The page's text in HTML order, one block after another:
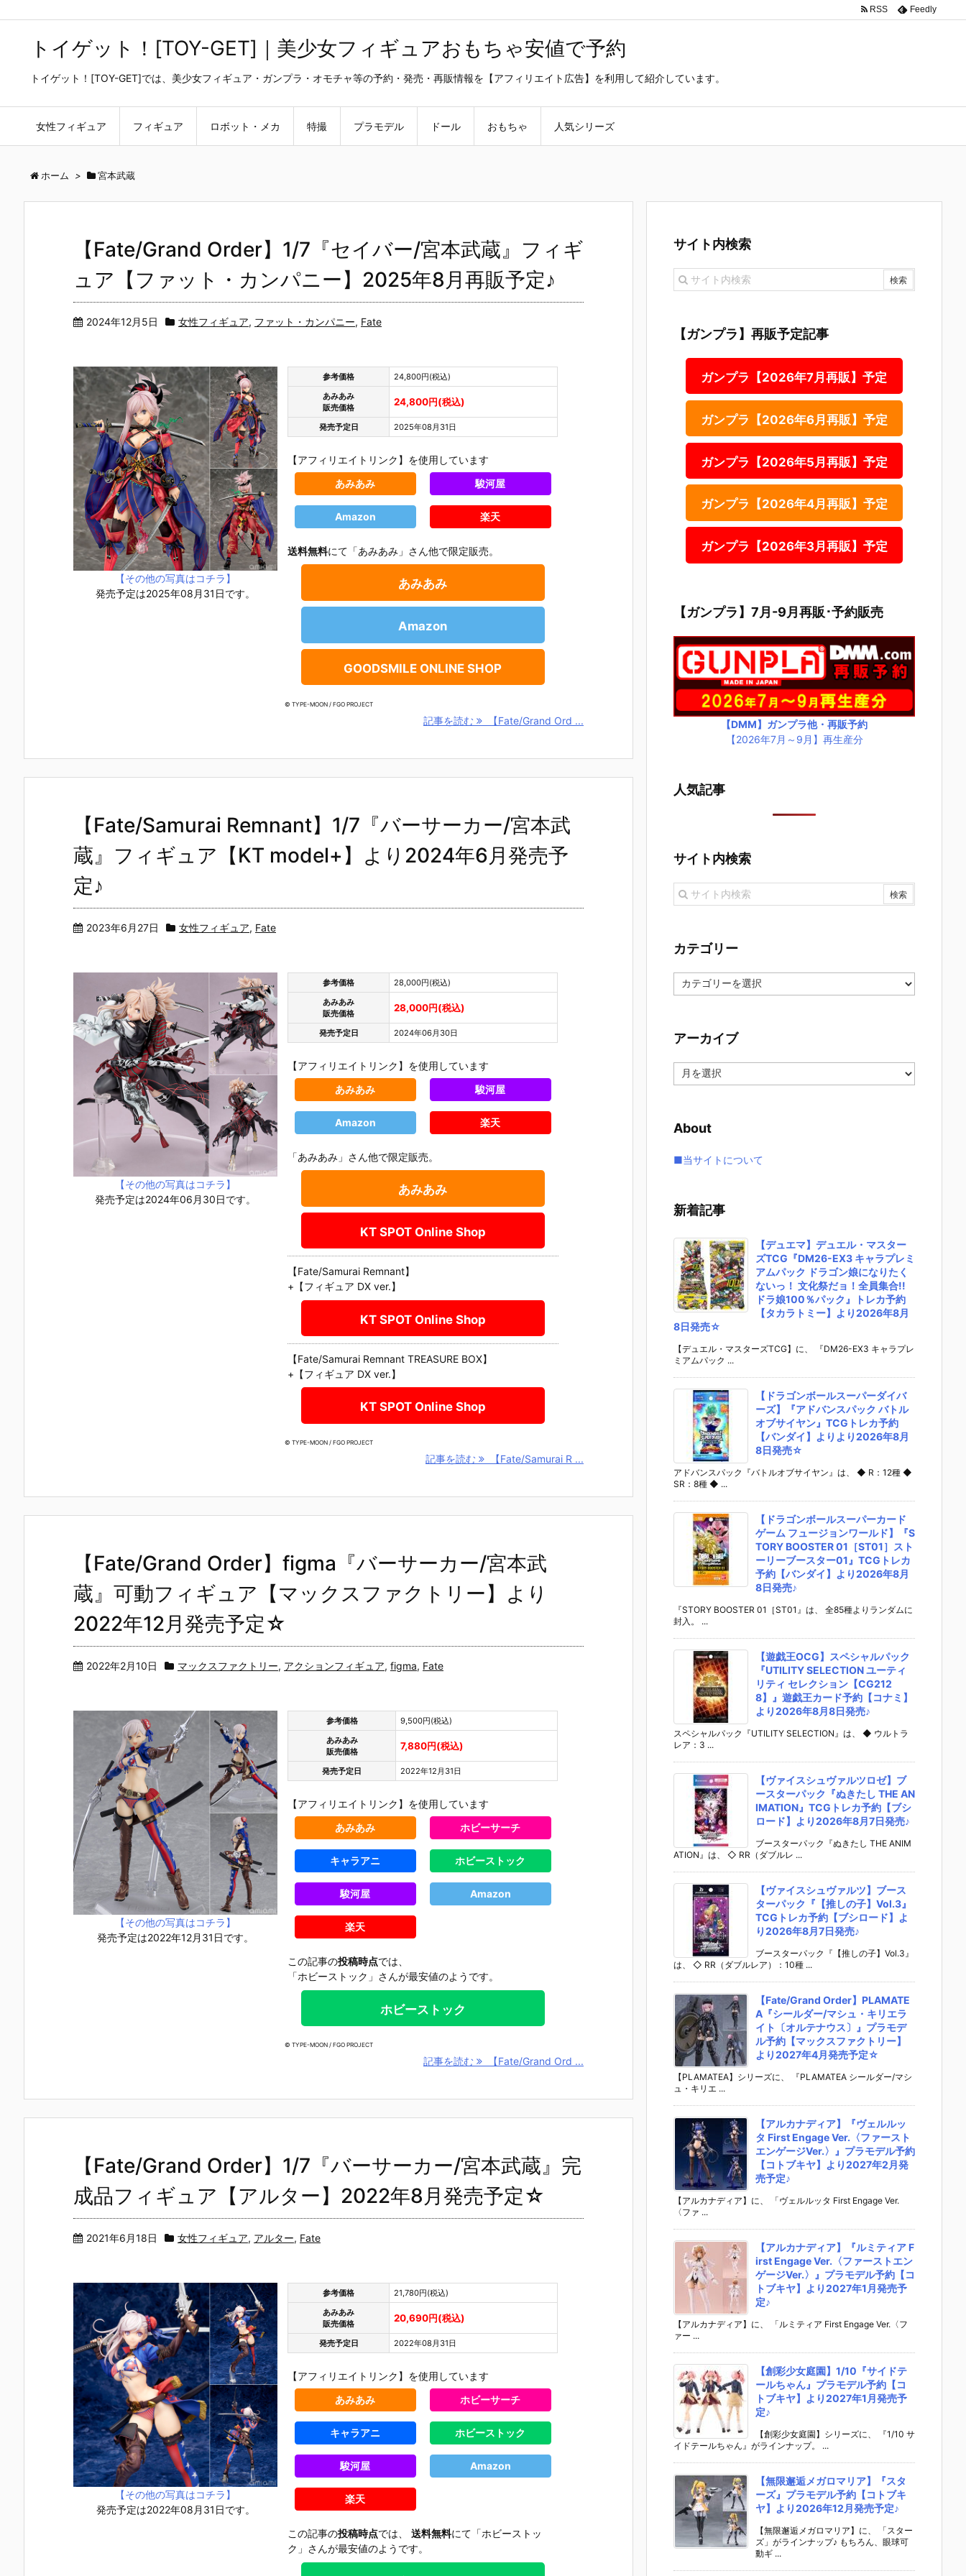
トイゲット！[TOY-GET]｜美少女フィギュアおもちゃ安値で予約
トイゲット！[TOY-GET]では、美少女フィギュア・ガンプラ・オモチャ等の予約・発売・再販情報を【アフィリエイト広告】を利用して紹介しています。
女性フィギュア フィギュア ロボット・メカ 特撮 プラモデル ドール おもちゃ 人気シリーズ
RSS Feedly
ホーム > 宮本武蔵
【Fate/Grand Order】1/7『セイバー/宮本武蔵』フィギ
ュア【ファット・カンパニー】2025年8月再販予定♪
2024年12月5日 女性フィギュア, ファット・カンパニー, Fate
【その他の写真はコチラ】
発売予定は2025年08月31日です。
参考価格
24,800円(税込)
あみあみ
販売価格
24,800円(税込)
発売予定日 2025年08月31日
【アフィリエイトリンク】を使用しています
あみあみ
駿河屋
Amazon 楽天
送料無料にて「あみあみ」さん他で限定販売。
あみあみ
Amazon
GOODSMILE ONLINE SHOP
© TYPE-MOON / FGO PROJECT
記事を読む 【Fate/Grand Ord ...
【Fate/Samurai Remnant】1/7『バーサーカー/宮本武
蔵』フィギュア【KT model+】より2024年6月発売予
定♪
2023年6月27日 女性フィギュア, Fate
【その他の写真はコチラ】
発売予定は2024年06月30日です。
参考価格
28,000円(税込)
あみあみ
販売価格
28,000円(税込)
発売予定日 2024年06月30日
【アフィリエイトリンク】を使用しています
あみあみ
駿河屋
Amazon 楽天
「あみあみ」さん他で限定販売。
あみあみ
KT SPOT Online Shop
【Fate/Samurai Remnant】
+【フィギュア DX ver.】
KT SPOT Online Shop
【Fate/Samurai Remnant TREASURE BOX】
+【フィギュア DX ver.】
KT SPOT Online Shop
© TYPE-MOON / FGO PROJECT
記事を読む 【Fate/Samurai R ...
【Fate/Grand Order】figma『バーサーカー/宮本武
蔵』可動フィギュア【マックスファクトリー】より
2022年12月発売予定☆
2022年2月10日 マックスファクトリー, アクションフィギュア, figma, Fate
【その他の写真はコチラ】
発売予定は2022年12月31日です。
参考価格
9,500円(税込)
あみあみ
販売価格
7,880円(税込)
発売予定日 2022年12月31日
【アフィリエイトリンク】を使用しています
あみあみ
ホビーサーチ
キャラアニ ホビーストック
駿河屋 Amazon
楽天
この記事の投稿時点では、
「ホビーストック」さんが最安値のようです。
ホビーストック
© TYPE-MOON / FGO PROJECT
記事を読む 【Fate/Grand Ord ...
【Fate/Grand Order】1/7『バーサーカー/宮本武蔵』完
成品フィギュア【アルター】2022年8月発売予定☆
2021年6月18日 女性フィギュア, アルター, Fate
【その他の写真はコチラ】
発売予定は2022年08月31日です。
参考価格
21,780円(税込)
あみあみ
販売価格
20,690円(税込)
発売予定日 2022年08月31日
【アフィリエイトリンク】を使用しています
あみあみ
ホビーサーチ
キャラアニ ホビーストック
駿河屋 Amazon
楽天
この記事の投稿時点では、送料無料にて「ホビーストッ
ク」さんが最安値のようです。
サイト内検索
【ガンプラ】再販予定記事
ガンプラ【2026年7月再販】予定
ガンプラ【2026年6月再販】予定
ガンプラ【2026年5月再販】予定
ガンプラ【2026年4月再販】予定
ガンプラ【2026年3月再販】予定
【ガンプラ】7月-9月再販･予約販売
【DMM】ガンプラ他・再販予約
【2026年7月～9月】再生産分
人気記事
サイト内検索
カテゴリー
カ
テ
ー
アーカイブ
ー
ブ
About
■当サイトについて
新着記事
【デュエマ】デュエル・マスター
ズTCG『DM26-EX3 キャラプレミ
アムパック ドラゴン娘になりたく
ないっ！ 文化祭だョ！全員集合!!
ドラ娘100％パック』トレカ予約
【タカラトミー】より2026年8月
8日発売☆
【デュエル・マスターズTCG】に、 『DM26-EX3 キャラプレ
ミアムパック ...
【ドラゴンボールスーパーダイバ
ーズ】『アドバンスパック バトル
オブサイヤン』TCGトレカ予約
【バンダイ】よりより2026年8月
8日発売☆
アドバンスパック『バトルオブサイヤン』は、 ◆ R：12種 ◆
SR：8種 ◆ ...
【ドラゴンボールスーパーカード
ゲーム フュージョンワールド】『S
TORY BOOSTER 01［ST01］スト
ーリーブースター01』TCGトレカ
予約【バンダイ】より2026年8月
8日発売♪
『STORY BOOSTER 01［ST01』は、 全85種よりランダムに
封入。 ...
【遊戯王OCG】スペシャルパック
『UTILITY SELECTION ユーティ
リティ セレクション【CG212
8】』遊戯王カード予約【コナミ】
より2026年8月8日発売♪
スペシャルパック『UTILITY SELECTION』は、 ◆ ウルトラ
レア：3 ...
【ヴァイスシュヴァルツロゼ】ブ
ースターパック『ぬきたし THE AN
IMATION』TCGトレカ予約【ブシ
ロード】より2026年8月7日発売♪
ブースターパック『ぬきたし THE ANIM
ATION』は、 ◇ RR（ダブルレ ...
【ヴァイスシュヴァルツ】ブース
ターパック『【推しの子】Vol.3』
TCGトレカ予約【ブシロード】よ
り2026年8月7日発売♪
ブースターパック『【推しの子】Vol.3』
は、 ◇ RR（ダブルレア）：10種 ...
【Fate/Grand Order】PLAMATE
A『シールダー/マシュ・キリエラ
イト〔オルテナウス〕』プラモデ
ル予約【マックスファクトリー】
より2027年4月発売予定☆
【PLAMATEA】シリーズに、 『PLAMATEA シールダー/マシ
ュ・キリエ ...
【アルカナディア】『ヴェルルッ
タ First Engage Ver.〈ファースト
エンゲージVer.〉』プラモデル予約
【コトブキヤ】より2027年2月発
売予定♪
【アルカナディア】に、 「ヴェルルッタ First Engage Ver.
〈ファ ...
【アルカナディア】『ルミティア F
irst Engage Ver.〈ファーストエン
ゲージVer.〉』プラモデル予約【コ
トブキヤ】より2027年1月発売予
定♪
【アルカナディア】に、 「ルミティア First Engage Ver.〈フ
ァー ...
【創彩少女庭園】1/10『サイドテ
ールちゃん』プラモデル予約【コ
トブキヤ】より2027年1月発売予
定♪
【創彩少女庭園】シリーズに、 『1/10 サ
イドテールちゃん』がラインナップ。 ...
【無限邂逅メガロマリア】『スタ
ーズ』プラモデル予約【コトブキ
ヤ】より2026年12月発売予定♪
【無限邂逅メガロマリア】に、 「スター
ズ」がラインナップ♪ もちろん、眼球可
動ギ ...